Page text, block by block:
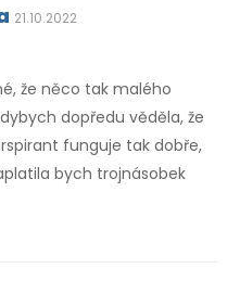
21.10.2022
že něco tak malého
dopředu věděla, že
funguje tak dobře,
bych trojnásobek